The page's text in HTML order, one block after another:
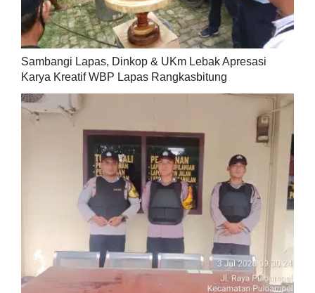
Sambangi Lapas, Dinkop & UKm Lebak Apresasi
Karya Kreatif WBP Lapas Rangkasbitung